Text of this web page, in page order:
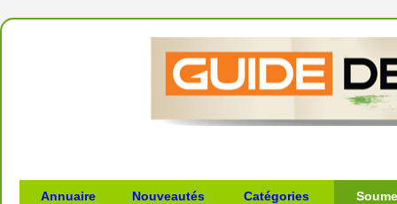
Annuaire Nouveautés Catégories